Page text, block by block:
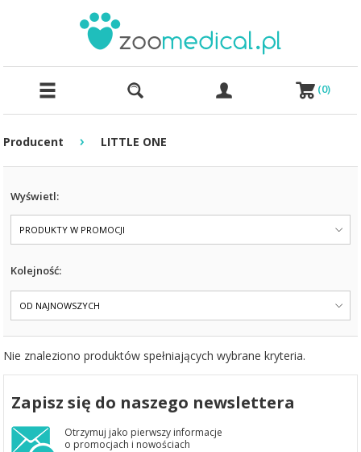
(0)
Producent › LITTLE ONE
Wyświetl:
PRODUKTY W PROMOCJI
Kolejność:
OD NAJNOWSZYCH
Nie znaleziono produktów spełniających wybrane kryteria.
Zapisz się do naszego newslettera
Otrzymuj jako pierwszy informacje
o promocjach i nowościach